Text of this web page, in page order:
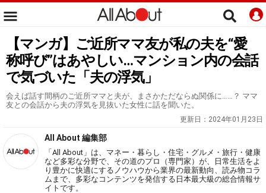
【マンガ】ご近所ママ友が私の夫を“愛
称呼び”はあやしい…マンション内の会話
で気づいた「夫の浮気」
会えば話す間柄のご近所ママと夫が、まさかただならぬ関係に……？ ママ
友との会話から夫の浮気を見抜いた女性に話を聞いた。
更新日： 2024年01月23日
All About 編集部
「All About」は、マネー・暮らし・住宅・グルメ・旅行・健康
など多彩な分野で、その道のプロ（専門家）が、日常生活をよ
り豊かに快適にするノウハウから業界の最新動向、読み物コラ
ムまで、多彩なコンテンツを発信する日本最大級の総合情報サ
イトです。